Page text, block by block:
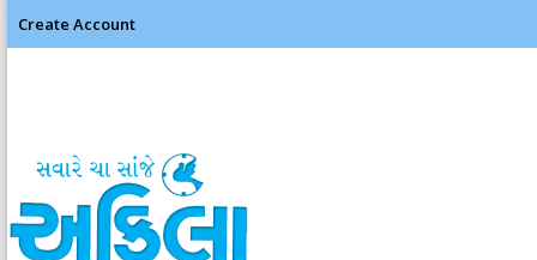
Create Account